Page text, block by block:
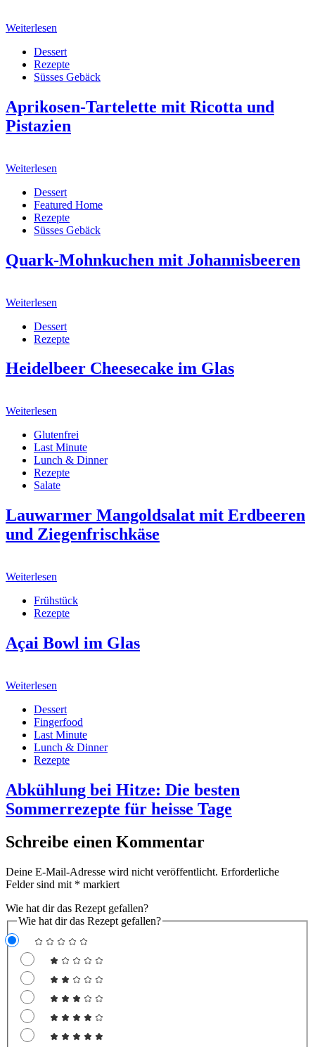
Weiterlesen
Dessert
Rezepte
Süsses Gebäck
Aprikosen-Tartelette mit Ricotta und
Pistazien
Weiterlesen
Dessert
Featured Home
Rezepte
Süsses Gebäck
Quark-Mohnkuchen mit Johannisbeeren
Weiterlesen
Dessert
Rezepte
Heidelbeer Cheesecake im Glas
Weiterlesen
Glutenfrei
Last Minute
Lunch & Dinner
Rezepte
Salate
Lauwarmer Mangoldsalat mit Erdbeeren
und Ziegenfrischkäse
Weiterlesen
Frühstück
Rezepte
Açai Bowl im Glas
Weiterlesen
Dessert
Fingerfood
Last Minute
Lunch & Dinner
Rezepte
Abkühlung bei Hitze: Die besten
Sommerrezepte für heisse Tage
Schreibe einen Kommentar
Deine E-Mail-Adresse wird nicht veröffentlicht. Erforderliche
Felder sind mit * markiert
Wie hat dir das Rezept gefallen?
Wie hat dir das Rezept gefallen?